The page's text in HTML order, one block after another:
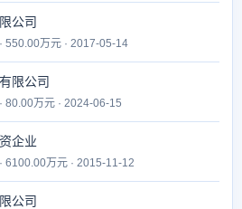
公司
550.00万元 · 2017-05-14
限公司
80.00万元 · 2024-06-15
企业
6100.00万元 · 2015-11-12
公司